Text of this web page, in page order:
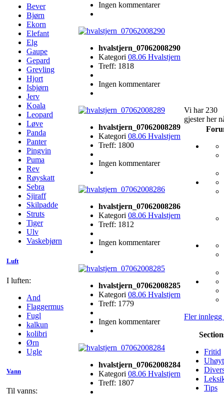
Bever
Bjørn
Ekorn
Elefant
Elg
Gaupe
Gepard
Grevling
Hjort
Isbjørn
Jerv
Koala
Leopard
Løve
Panda
Panter
Pingvin
Puma
Rev
Røyskatt
Sebra
Sjiraff
Skilpadde
Struts
Tiger
Ulv
Vaskebjørn
Luft
I luften:
And
Flaggermus
Fugl
kalkun
kolibri
Ørn
Ugle
Vann
Til vanns:
Ingen kommentarer
hvalstjern_07062008290
Kategori 08.06 Hvalstjern
Treff: 1818
Ingen kommentarer
hvalstjern_07062008289
Kategori 08.06 Hvalstjern
Treff: 1800
Ingen kommentarer
hvalstjern_07062008286
Kategori 08.06 Hvalstjern
Treff: 1812
Ingen kommentarer
hvalstjern_07062008285
Kategori 08.06 Hvalstjern
Treff: 1779
Ingen kommentarer
hvalstjern_07062008284
Kategori 08.06 Hvalstjern
Treff: 1807
Vi har 230
gjester her
Fler innlegg
Fritid
Tips